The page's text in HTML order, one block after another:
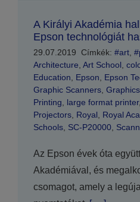
A Királyi Akadémia
Epson technológiát
29.07.2019 Címkék: #art,
Architecture Art School
Education
Epson Epson
Graphic Scanners, Graphics,
Printing
large format printer,
Projectors, Royal Royal
Schools, SC-P20000,
Az Epson évek óta
Akadémiával, és
csomagot, amely a